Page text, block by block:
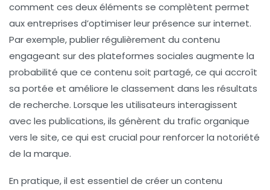
comment ces deux éléments se complètent permet
aux entreprises d’optimiser leur présence sur internet.
Par exemple, publier régulièrement du contenu
engageant sur des plateformes sociales augmente la
probabilité que ce contenu soit partagé, ce qui accroît
sa portée et améliore le classement dans les résultats
de recherche. Lorsque les utilisateurs interagissent
avec les publications, ils génèrent du trafic organique
vers le site, ce qui est crucial pour renforcer la notoriété
de la marque.
En pratique, il est essentiel de créer un contenu